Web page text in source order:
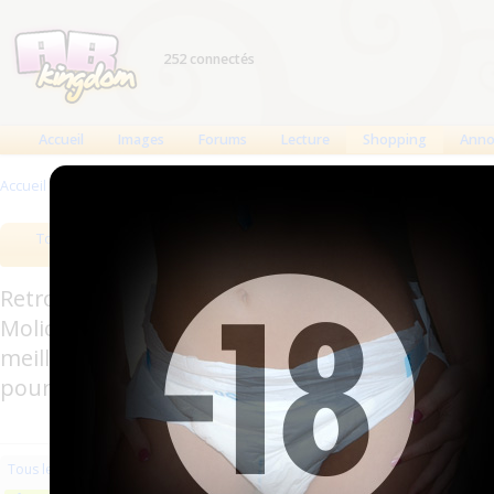
252 connectés
Accueil Images Forums Lecture Shopping
Accueil >
Tous les produits
Retrouverez sur cette page les meilleures
Molicare, Comficare, Confiance, Depend,
meilleurs produits aussi bien pour les
pour l'incontinence.
Tous les produits
Les plus récents Trier par nom